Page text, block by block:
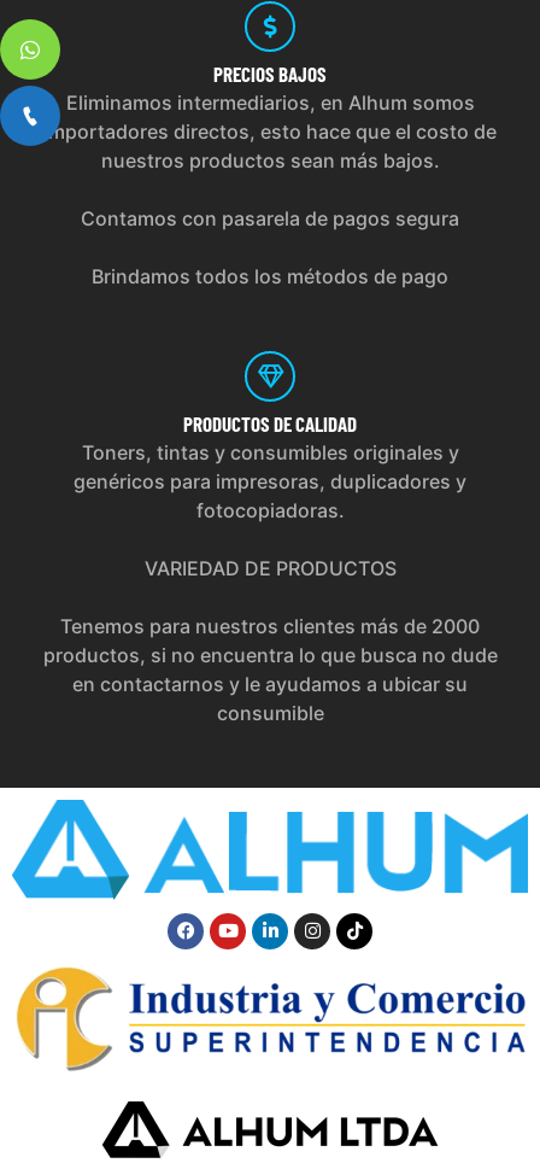
PRECIOS BAJOS
Eliminamos intermediarios, en Alhum somos
importadores directos, esto hace que el costo de
nuestros productos sean más bajos.
Contamos con pasarela de pagos segura
Brindamos todos los métodos de pago
PRODUCTOS DE CALIDAD
Toners, tintas y consumibles originales y
genéricos para impresoras, duplicadores y
fotocopiadoras.
VARIEDAD DE PRODUCTOS
Tenemos para nuestros clientes más de 2000
productos, si no encuentra lo que busca no dude
en contactarnos y le ayudamos a ubicar su
consumible